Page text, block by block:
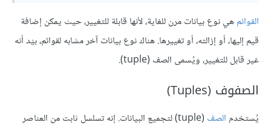
القوائمهي نوع بيانات مرن للغاية، لأنها قابلة للتغيير، حيث يمكن إضافة
قيم إليها، أو إزالته، أو تغييرها. هناك نوع بيانات آخر مشابه لقوائم، بيْد أنه
غير قابل للتغيير، ويُسمى الصف (tuple).
الصفوف (Tuples)
يُستخدم الصف
(tuple) لتجميع البيانات. إنه تسلسل ثابت من العناصر